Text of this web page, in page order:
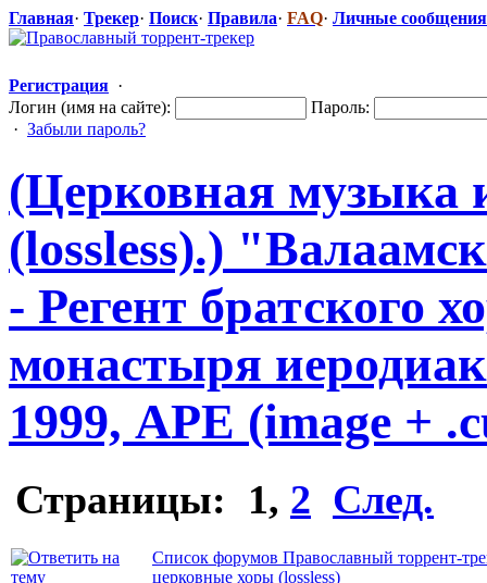
Главная· Трекер· Поиск· Правила· FAQ· Личные сообщения
Регистрация ·
Логин (имя на сайте):
Пароль:
· Забыли пароль?
(Церковная музыка
(lossless).) "Валаамс
- Регент братского
монастыря
1999, APE (image +
Страницы: 1, 2 След.
Список форумов Православный торрент-
церковные хоры (lossless)